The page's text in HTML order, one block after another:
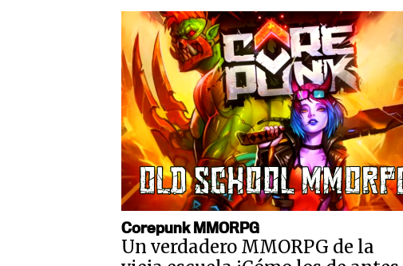
Corepunk MMORPG
Un verdadero MMORPG de la